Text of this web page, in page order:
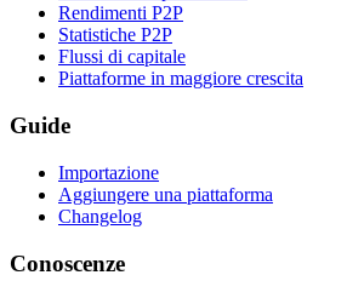
Rendimenti P2P
Statistiche P2P
Flussi di capitale
Piattaforme in maggiore crescita
Guide
Importazione
Aggiungere una piattaforma
Changelog
Conoscenze